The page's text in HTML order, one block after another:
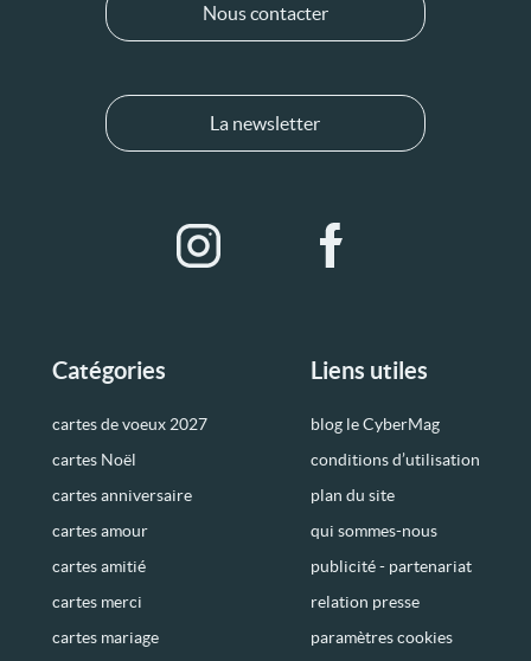
Catégories
cartes de voeux 2027
cartes Noël
cartes anniversaire
cartes amour
cartes amitié
cartes merci
cartes mariage
Liens utiles
blog le CyberMag
conditions d’utilisation
plan du site
qui sommes-nous
publicité - partenariat
relation presse
paramètres cookies
Nous contacter
La newsletter